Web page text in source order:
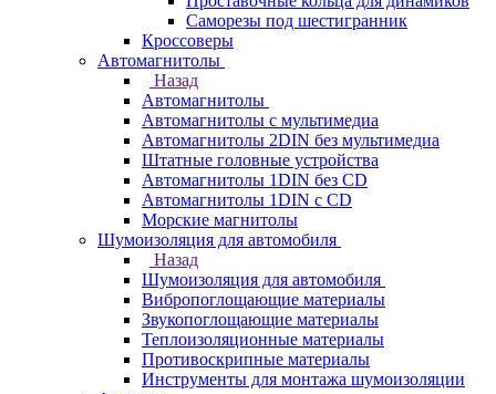
Саморезы под шестигранник
Кроссоверы
Автомагнитолы
Назад
Автомагнитолы
Автомагнитолы с мультимедиа
Автомагнитолы 2DIN без мультимедиа
Штатные головные устройства
Автомагнитолы 1DIN без CD
Автомагнитолы 1DIN с CD
Морские магнитолы
Шумоизоляция для автомобиля
Назад
Шумоизоляция для автомобиля
Вибропоглощающие материалы
Звукопоглощающие материалы
Теплоизоляционные материалы
Противоскрипные материалы
Инструменты для монтажа шумоизоляции